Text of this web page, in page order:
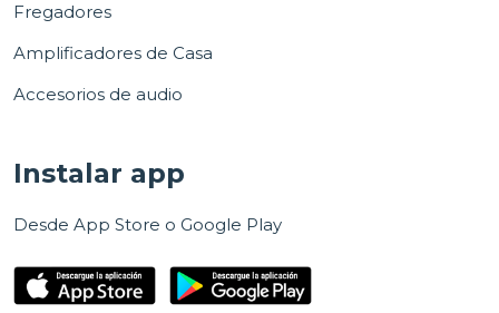
Fregadores
Amplificadores de Casa
Accesorios de audio
Instalar app
Desde App Store o Google Play